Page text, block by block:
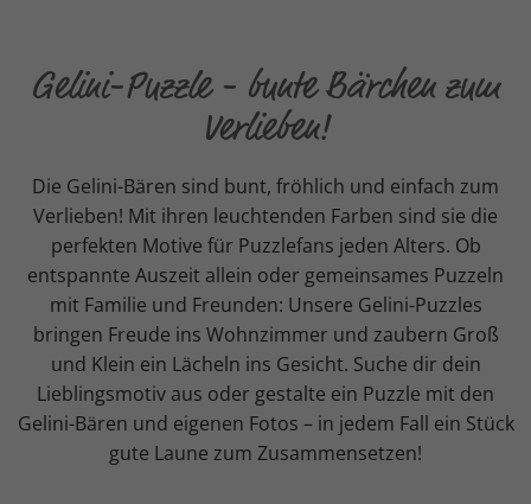
Gelini-Puzzle - bunte Bärchen zum
Verlieben!
Die Gelini-Bären sind bunt, fröhlich und einfach zum
Verlieben! Mit ihren leuchtenden Farben sind sie die
perfekten Motive für Puzzlefans jeden Alters. Ob
entspannte Auszeit allein oder gemeinsames Puzzeln
mit Familie und Freunden: Unsere Gelini-Puzzles
bringen Freude ins Wohnzimmer und zaubern Groß
und Klein ein Lächeln ins Gesicht. Suche dir dein
Lieblingsmotiv aus oder gestalte ein Puzzle mit den
Gelini-Bären und eigenen Fotos – in jedem Fall ein Stück
gute Laune zum Zusammensetzen!